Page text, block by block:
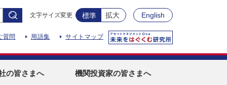
文字サイズ変更 標準 拡大 English
質問 用語集 サイトマップ
の皆さまへ 機関投資家の皆さまへ